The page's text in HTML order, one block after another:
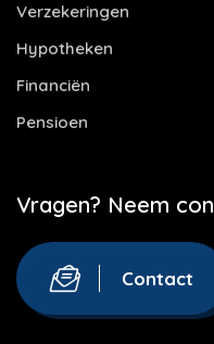
Verzekeringen
Hypotheken
Financiën
Pensioen
Vragen? Neem
Contact